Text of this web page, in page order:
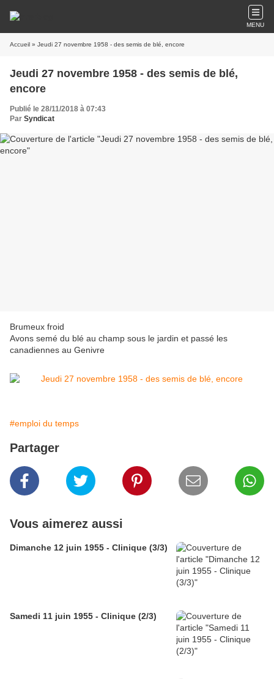
MENU
Accueil » Jeudi 27 novembre 1958 - des semis de blé, encore
Jeudi 27 novembre 1958 - des semis de blé,
encore
Publié le 28/11/2018 à 07:43
Par Syndicat
Brumeux froid
Avons semé du blé au champ sous le jardin et passé les
canadiennes au Genivre
#emploi du temps
Partager
Vous aimerez aussi
Dimanche 12 juin 1955 - Clinique (3/3)
Samedi 11 juin 1955 - Clinique (2/3)